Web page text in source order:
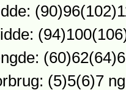
(5)5(6)7